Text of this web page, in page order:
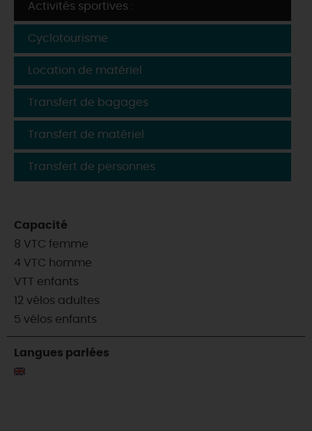
Activités sportives :
Cyclotourisme
Location de matériel
Transfert de bagages
Transfert de matériel
Transfert de personnes
Capacité
8 VTC femme
4 VTC homme
VTT enfants
12 vélos adultes
5 vélos enfants
Langues parlées